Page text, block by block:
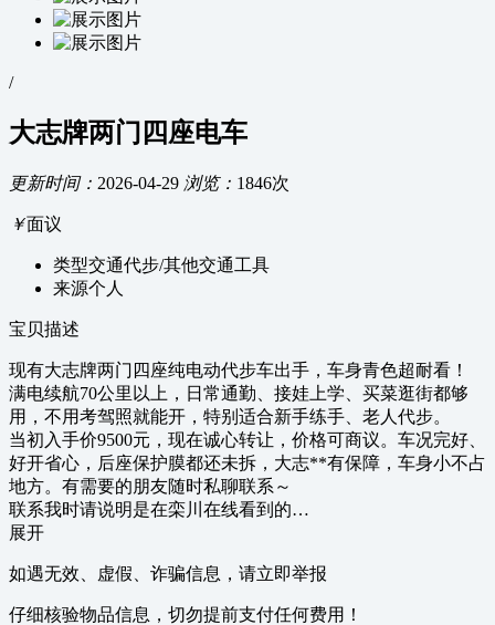
/
大志牌两门四座电车
更新时间： 2026-04-29 浏览： 1846次
￥面议
类型交通代步/其他交通工具
来源个人
宝贝描述
现有大志牌两门四座纯电动代步车出手，车身青色超耐看！
满电续航70公里以上，日常通勤、接娃上学、买菜逛街都够
用，不用考驾照就能开，特别适合新手练手、老人代步。
当初入手价9500元，现在诚心转让，价格可商议。车况完好、
好开省心，后座保护膜都还未拆，大志**有保障，车身小不占
地方。有需要的朋友随时私聊联系～
联系我时请说明是在栾川在线看到的…
展开
如遇无效、虚假、诈骗信息，请立即举报
仔细核验物品信息，切勿提前支付任何费用！